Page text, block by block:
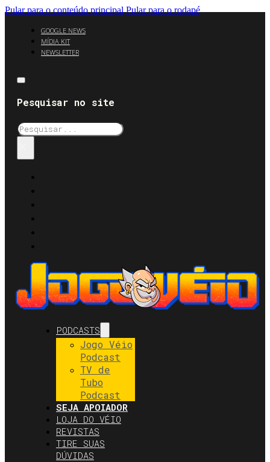
Pular para o conteúdo principal Pular para o rodapé
GOOGLE NEWS
MÍDIA KIT
NEWSLETTER
Pesquisar no site
Pesquisar
PODCASTS
Jogo Véio
Podcast
TV de
Tubo
Podcast
SEJA APOIADOR
LOJA DO VÉIO
REVISTAS
TIRE SUAS
DÚVIDAS